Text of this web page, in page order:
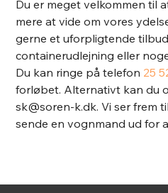
Du er meget velkommen til
mere at vide om vores
gerne et uforpligtende
containerudlejning eller
Du kan ringe på telefon 25
forløbet. Alternativt kan du
sk@soren-k.dk. Vi ser frem
sende en vognmand ud for